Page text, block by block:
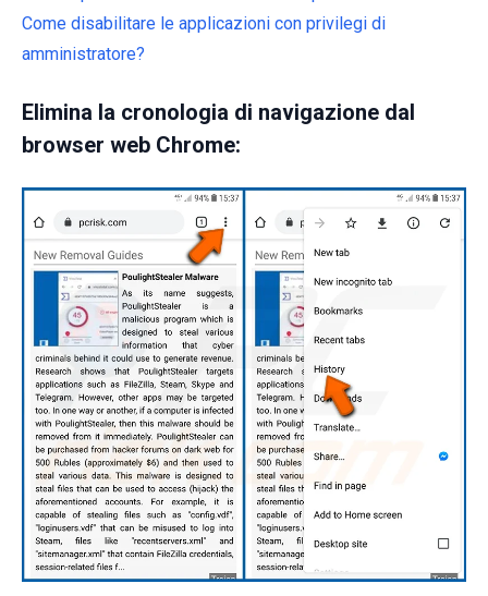
Come disabilitare le applicazioni con privilegi di
amministratore?
Elimina la cronologia di navigazione dal
browser web Chrome: